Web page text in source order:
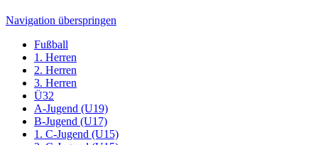
Navigation überspringen
Fußball
1. Herren
2. Herren
3. Herren
Ü32
A-Jugend (U19)
B-Jugend (U17)
1. C-Jugend (U15)